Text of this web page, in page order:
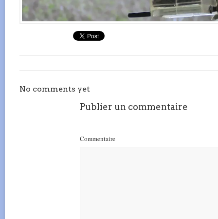
No comments yet
Publier un commentaire
Commentaire